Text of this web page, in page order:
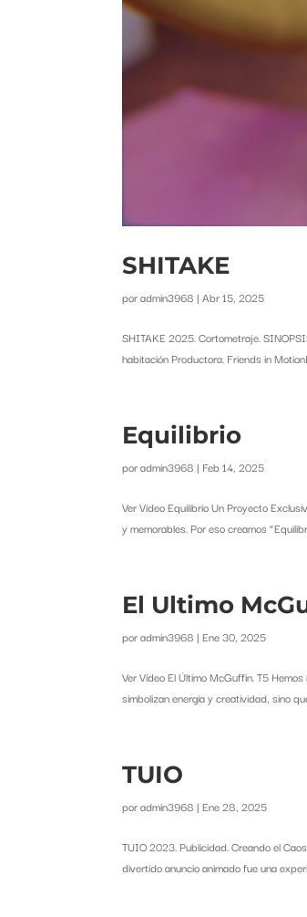
SHITAKE
poradmin3968 |Abr 15, 2025
SHITAKE 2025. Cortometraje.
habitación Productora. Friends in
Equilibrio
poradmin3968 | Feb 14, 2025
Ver Vídeo Equilibrio Un Proyecto
y memorables. Por eso creamos
El Ultimo
poradmin3968 |Ene 30, 2025
Ver Vídeo El Último McGuffin. T5
simbolizan energía y creatividad, sino
TUIO
poradmin3968 |Ene 28, 2025
TUIO 2023. Publicidad. Creando el
divertido anuncio animado fue una